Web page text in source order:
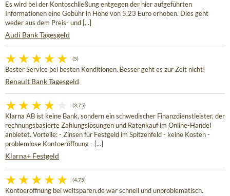
Es wird bei der Kontoschließung entgegen der hier aufgeführten
Informationen eine Gebühr in Höhe von 5,23 Euro erhoben. Dies geht
weder aus dem Preis- und [...]
Audi Bank Tagesgeld
(5)
Bester Service bei besten Konditionen. Besser geht es zur Zeit nicht!
Renault Bank Tagesgeld
(3,75)
Klarna AB ist keine Bank, sondern ein schwedischer Finanzdienstleister, der
rechnungsbasierte Zahlungslösungen und Ratenkauf im Online-Handel
anbietet. Vorteile: - Zinsen für Festgeld im Spitzenfeld - keine Kosten -
problemlose Kontoeröffnung - [...]
Klarna+ Festgeld
(4,75)
Kontoeröffnung bei weltsparen.de war schnell und unproblematisch.